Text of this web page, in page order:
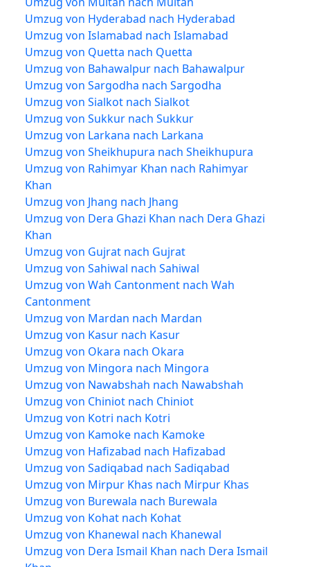
Umzug von Hyderabad nach Hyderabad
Umzug von Islamabad nach Islamabad
Umzug von Quetta nach Quetta
Umzug von Bahawalpur nach Bahawalpur
Umzug von Sargodha nach Sargodha
Umzug von Sialkot nach Sialkot
Umzug von Sukkur nach Sukkur
Umzug von Larkana nach Larkana
Umzug von Sheikhupura nach Sheikhupura
Umzug von Rahimyar Khan nach Rahimyar
Khan
Umzug von Jhang nach Jhang
Umzug von Dera Ghazi Khan nach Dera Ghazi
Khan
Umzug von Gujrat nach Gujrat
Umzug von Sahiwal nach Sahiwal
Umzug von Wah Cantonment nach Wah
Cantonment
Umzug von Mardan nach Mardan
Umzug von Kasur nach Kasur
Umzug von Okara nach Okara
Umzug von Mingora nach Mingora
Umzug von Nawabshah nach Nawabshah
Umzug von Chiniot nach Chiniot
Umzug von Kotri nach Kotri
Umzug von Kamoke nach Kamoke
Umzug von Hafizabad nach Hafizabad
Umzug von Sadiqabad nach Sadiqabad
Umzug von Mirpur Khas nach Mirpur Khas
Umzug von Burewala nach Burewala
Umzug von Kohat nach Kohat
Umzug von Khanewal nach Khanewal
Umzug von Dera Ismail Khan nach Dera Ismail